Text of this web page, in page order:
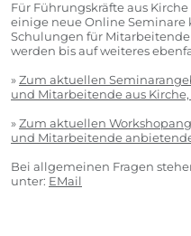
Für Führungskräfte aus
einige neue Online
Schulungen für
werden bis auf weiteres
» Zum aktuellen
und Mitarbeitende aus
» Zum aktuellen
und Mitarbeitende
Bei allgemeinen Fragen
unter: EMail